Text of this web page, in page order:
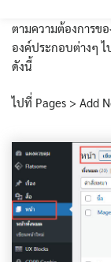
ตามความต้องการข
องค์ประกอบต่างๆ
ดังนี้
ไปที่ Pages > Add